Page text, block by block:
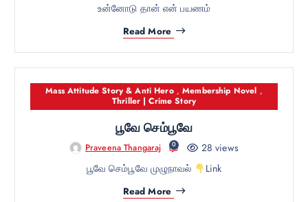
உன்னோடு தான் என் பயணம்
Read More
Mass Attitude Story & Anti Hero,Membership Novel ,
Thriller | Crime Story
பூவே செம்பூவே
Praveena Thangaraj 0
28 views
பூவே செம்பூவே முழுநாவல்
Link
Read More